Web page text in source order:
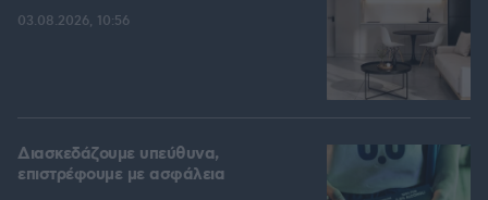
03.08.2026, 10:56
Διασκεδάζουμε υπεύθυνα,
επιστρέφουμε με ασφάλεια